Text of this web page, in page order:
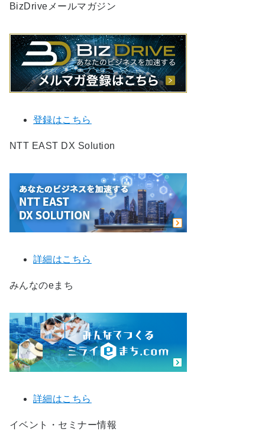
BizDriveメールマガジン
登録はこちら
NTT EAST DX Solution
詳細はこちら
みんなのeまち
詳細はこちら
イベント・セミナー情報